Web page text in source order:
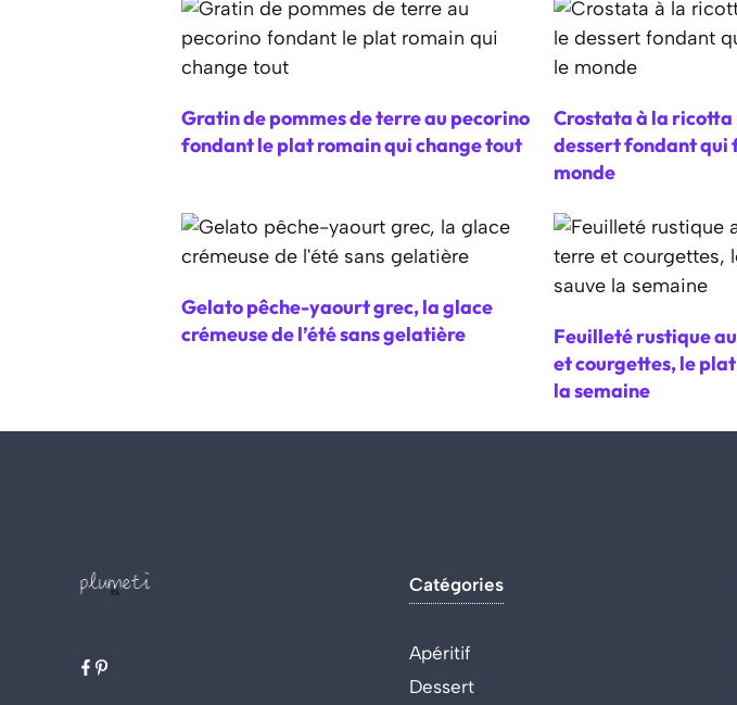
Gratin de pommes de terre au pecorino
fondant le plat romain qui change tout
Crostata à la ricotta
dessert fondant
monde
Gelato pêche-yaourt grec, la glace
crémeuse de l’été sans gelatière
Feuilleté rustique
et courgettes, le
la semaine
Catégories
Apéritif
Dessert